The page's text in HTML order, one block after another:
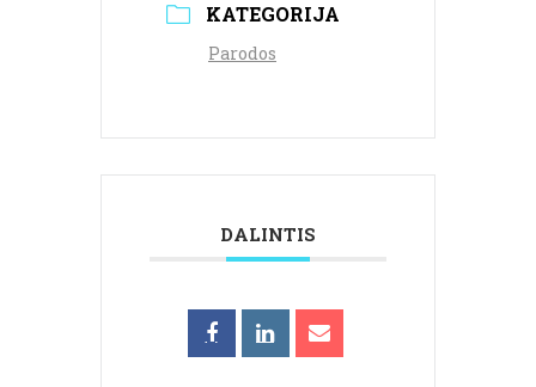
KATEGORIJA
Parodos
DALINTIS